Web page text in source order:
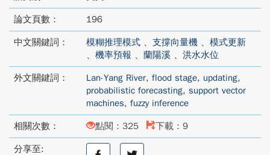
論文頁數： 196
中文關鍵詞： 模糊推理模式 、 支撐向量機 、 模式更新
、 機率預報 、 蘭陽溪 、 洪水水位
外文關鍵詞： Lan-Yang River, flood stage, updating,
probabilistic forecasting, support vector
machines, fuzzy inference
相關次數： 點閱：325 下載：9
分享至:
分
分